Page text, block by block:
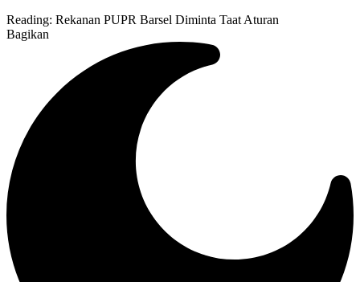
Reading: Rekanan PUPR Barsel Diminta Taat Aturan
Bagikan